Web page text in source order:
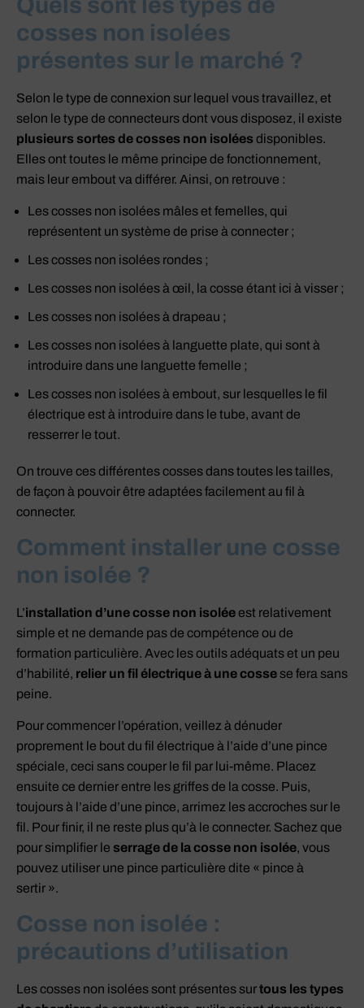
Quels sont les types de
cosses non isolées
présentes sur le marché ?
Selon le type de connexion sur lequel vous travaillez, et
selon le type de connecteurs dont vous disposez, il existe
plusieurs sortes de cosses non isolées disponibles.
Elles ont toutes le même principe de fonctionnement,
mais leur embout va différer. Ainsi, on retrouve :
Les cosses non isolées mâles et femelles, qui
représentent un système de prise à connecter ;
Les cosses non isolées rondes ;
Les cosses non isolées à œil, la cosse étant ici à visser ;
Les cosses non isolées à drapeau ;
Les cosses non isolées à languette plate, qui sont à
introduire dans une languette femelle ;
Les cosses non isolées à embout, sur lesquelles le fil
électrique est à introduire dans le tube, avant de
resserrer le tout.
On trouve ces différentes cosses dans toutes les tailles,
de façon à pouvoir être adaptées facilement au fil à
connecter.
Comment installer une cosse
non isolée ?
L’installation d’une cosse non isoléeest relativement
simple et ne demande pas de compétence ou de
formation particulière. Avec les outils adéquats et un peu
d’habilité, relier un fil électrique à une cosse se fera sans
peine.
Pour commencer l’opération, veillez à dénuder
proprement le bout du fil électrique à l’aide d’une pince
spéciale, ceci sans couper le fil par lui-même. Placez
ensuite ce dernier entre les griffes de la cosse. Puis,
toujours à l’aide d’une pince, arrimez les accroches sur le
fil. Pour finir, il ne reste plus qu’à le connecter. Sachez que
pour simplifier le serrage de la cosse non isolée, vous
pouvez utiliser une pince particulière dite « pince à
sertir ».
Cosse non isolée :
précautions d’utilisation
Les cosses non isolées sont présentes surtous les types